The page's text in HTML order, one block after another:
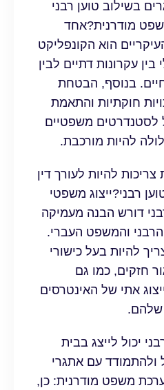
בשילוב טוען רבני
מודרנית?אחד
הוא הקונפליקט
בין עקרונות דתיים לבין
בנוסף, הבטחת
חוקתיות והתאמת
לסטנדרטים משפטיים
להיות מורכבת.
צריכות להיות לעורך דין
רבני?ייצוג משפטי
דורש הבנה מעמיקה
והמשפט העברי.
להיות בעל כישורי
חזקים, כמו גם
אתי של האינטרסים
שלהם.
יכול לייצג בבית
ולהתמודד עם אתגרי
משפט מודרנית: כן,